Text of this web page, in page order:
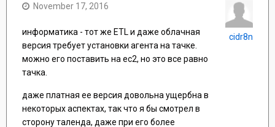
November 17, 2016
информатика - тот же ETL и даже облачная
версия требует установки агента на тачке.
можно его поставить на ec2, но это все равно
тачка.
даже платная ее версия довольна ущербна в
некоторых аспектах, так что я бы смотрел в
сторону таленда, даже при его более
cidr8n